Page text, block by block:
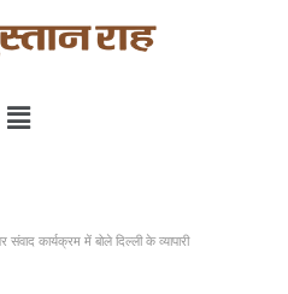
संवाद कार्यक्रम में बोले दिल्ली के व्यापारी